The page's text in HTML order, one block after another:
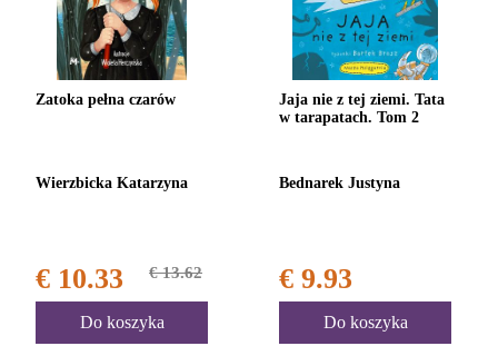
Zatoka pełna czarów
Wierzbicka Katarzyna
€ 10.33 € 13.62
Do koszyka
Jaja nie z tej ziemi. Tata
w tarapatach. Tom 2
Bednarek Justyna
€ 9.93
Do koszyka